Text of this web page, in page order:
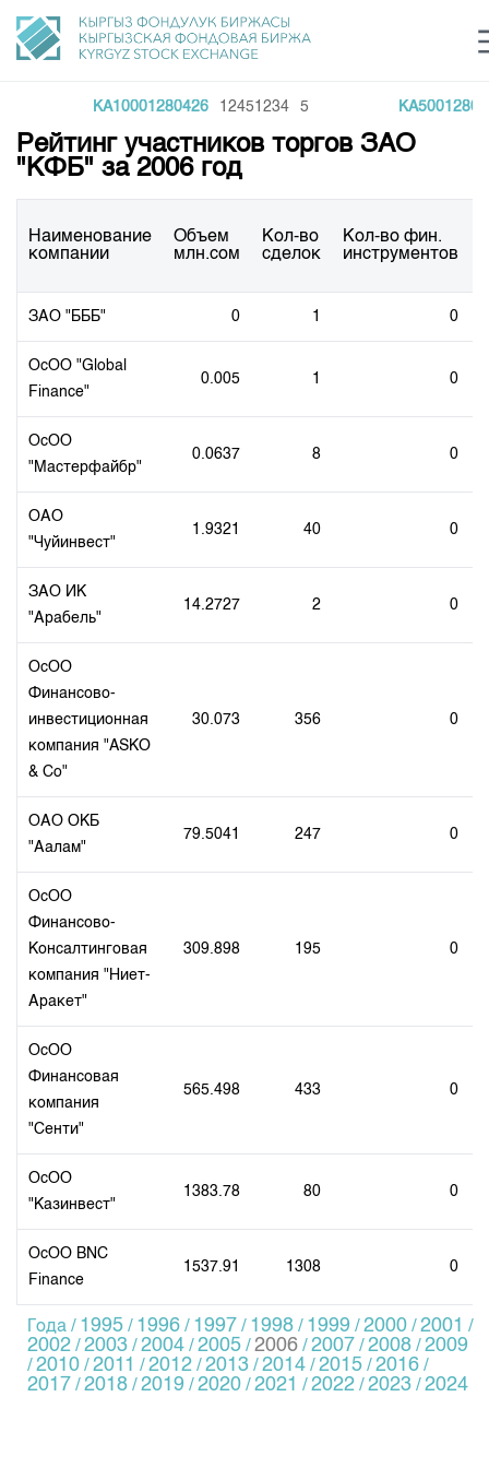
KG Financial Market login
Shareholders
Board of Directors
Revisory Committee
Committees
Markets Participants
Development Strategy
Contact
Commodity Sector
Listing
Information Disclosure Center
Tariffs
Analytics
KG Financial Market
Press Club
Regulatory Base
Exchange Activities
Information Disclosure Center
Trade Statistics
Trade Archive
Index and Market Capitalisation
Quotes
Auction GS Schedule
Results of GS auctions
Training Centre
General Information
Annual Work Plan
Center Sustainable development Sector Инвестиции в ГЦБ ав
KA10001280426 12451234 5
Рейтинг участников торгов ЗАО
"КФБ" за 2006 год
Наименование
компании
Объем
млн.сом
Кол-во
сделок
Кол-во фин.
инструментов
ЗАО "БББ" 0 1 0
ОсОО "Global
Finance"
0.005 1 0
ОсОО
"Мастерфайбр"
0.0637 8 0
ОАО
"Чуйинвест"
1.9321 40 0
ЗАО ИК
"Арабель"
14.2727 2 0
ОсОО
Финансово-
инвестиционная
компания "ASKO
& Co"
30.073 356 0
ОАО OKБ
"Аалам"
79.5041 247 0
ОсОО
Финансово-
Консалтинговая
компания "Ниет-
Аракет"
309.898 195 0
ОсОО
Финансовая
компания
"Сенти"
565.498 433 0
ОсОО
"Казинвест"
1383.78 80 0
ОсОО BNC
Finance
1537.91 1308 0
Года / 1995 / 1996 / 1997 / 1998 / 1999 / 2000 / 2001 /
2002 / 2003 / 2004 / 2005 / 2006 / 2007 / 2008 / 2009
/ 2010 / 2011 / 2012 / 2013 / 2014 / 2015 / 2016 /
2017 / 2018 / 2019 / 2020 / 2021 / 2022 / 2023 / 2024